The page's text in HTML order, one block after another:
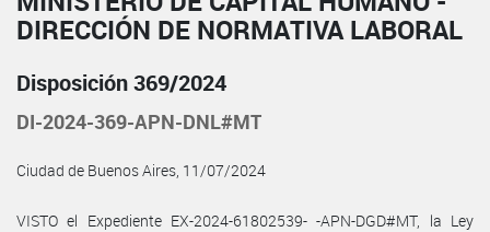
DIRECCIÓN DE NORMATIVA LABORAL
Disposición 369/2024
DI-2024-369-APN-DNL#MT
Ciudad de Buenos Aires, 11/07/2024
VISTO el Expediente EX-2024-61802539- -APN-DGD#MT, la Ley